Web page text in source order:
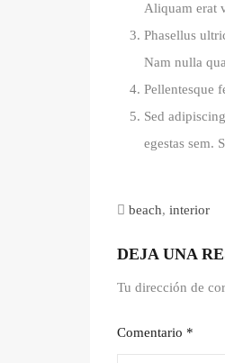
Aliquam erat
Phasellus
Nam nulla
Pellentesque
Sed
egestas sem.
beach, interior
DEJA UNA
Tu dirección de
Comentario *